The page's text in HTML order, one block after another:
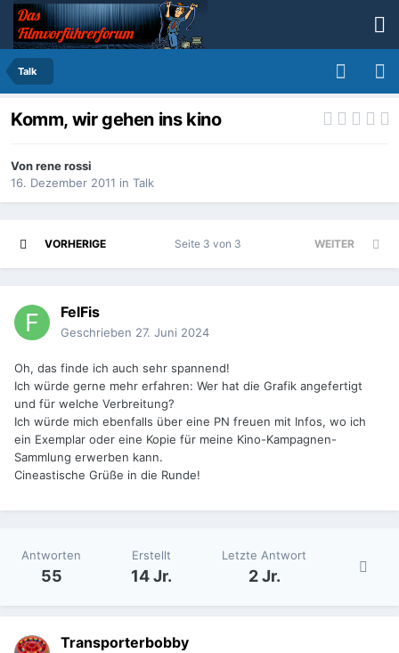
Talk
Komm, wir gehen ins kino
Vonrene rossi
16. Dezember 2011 in Talk
VORHERIGE WEITER
Seite 3 von 3
FelFis
Geschrieben 27. Juni 2024
Oh, das finde ich auch sehr spannend!
Ich würde gerne mehr erfahren: Wer hat die Grafik angefertigt
und für welche Verbreitung?
Ich würde mich ebenfalls über eine PN freuen mit Infos, wo ich
ein Exemplar oder eine Kopie für meine Kino-Kampagnen-
Sammlung erwerben kann.
Cineastische Grüße in die Runde!
Antworten
55
Erstellt
14 Jr.
Letzte Antwort
2 Jr.
Transporterbobby